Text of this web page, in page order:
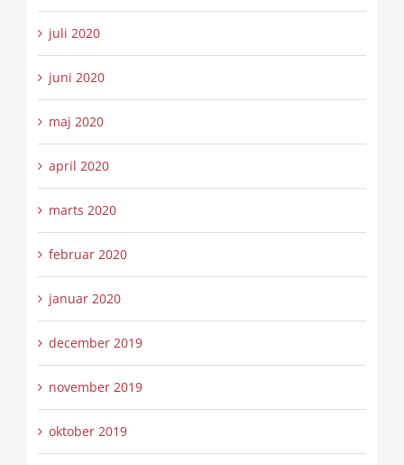
juli 2020
juni 2020
maj 2020
april 2020
marts 2020
februar 2020
januar 2020
december 2019
november 2019
oktober 2019